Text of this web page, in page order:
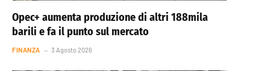
Opec+ aumenta produzione di altri 188mila
barili e fa il punto sul mercato
FINANZA 3 Agosto 2026